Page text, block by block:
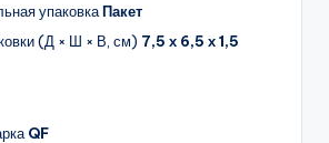
упаковкаПакет
(Д × Ш × В, см) 7,5 х 6,5 х 1,5
QF